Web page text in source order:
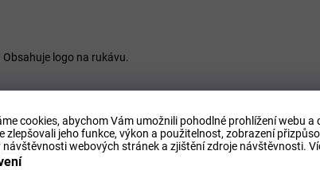
cookies, abychom Vám umožnili pohodlné prohlížení webu a
zlepšovali jeho funkce, výkon a použitelnost, zobrazení
návštěvnosti webových stránek a zjištění zdroje návštěvnosti.
logo na rukávu.